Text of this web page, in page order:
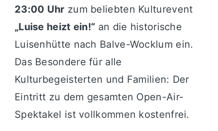
23:00 Uhr zum beliebten Kulturevent
„Luise heizt ein!“ an die historische
Luisenhütte nach Balve-Wocklum ein.
Das Besondere für alle
Kulturbegeisterten und Familien: Der
Eintritt zu dem gesamten Open-Air-
Spektakel ist vollkommen kostenfrei.